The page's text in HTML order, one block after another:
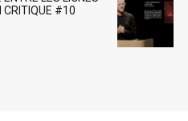
CRITIQUE #10